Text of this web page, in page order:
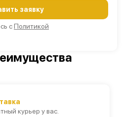
заявку
сПолитикой
курьер у вас.